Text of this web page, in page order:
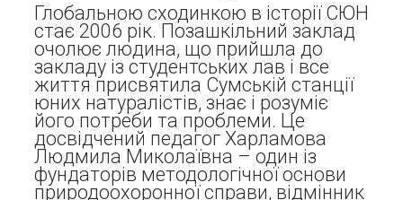
Глобальною сходинкою в історії СЮН
стає 2006 рік. Позашкільний заклад
очолює людина, що прийшла до
закладу із студентських лав і все
життя присвятила Сумській станції
юних натуралістів, знає і розуміє
його потреби та проблеми. Це
досвідчений педагог Харламова
Людмила Миколаївна – один із
фундаторів методологічної основи
природоохоронної справи, відмінник